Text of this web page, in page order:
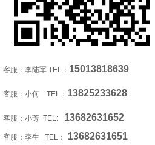
客服：李陆军 TEL： 15013818639
客服：小何 TEL： 13825233628
客服：小芳 TEL: 13682631652
客服：李生 TEL： 13682631651